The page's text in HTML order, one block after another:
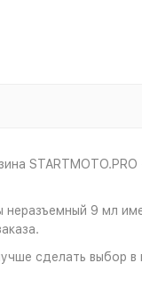
неразъемный 9 мл
сделать выбор в